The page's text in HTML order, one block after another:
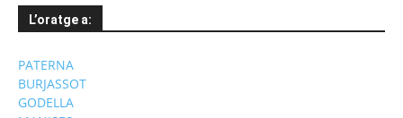
L’oratge a:
PATERNA
BURJASSOT
GODELLA